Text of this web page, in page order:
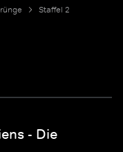
Staffel 2
- Die